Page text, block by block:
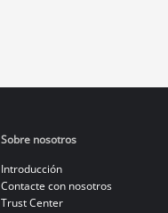
Sobre nosotros
Introducción
Contacte con nosotros
Trust Center